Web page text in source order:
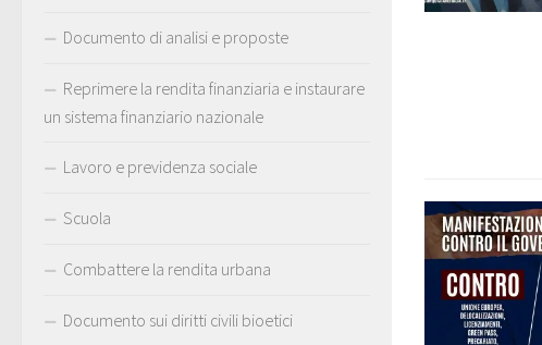
Documento di analisi e proposte
Reprimere la rendita finanziaria e instaurare
un sistema finanziario nazionale
Lavoro e previdenza sociale
Scuola
Combattere la rendita urbana
Documento sui diritti civili bioetici